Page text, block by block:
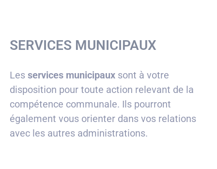
SERVICES MUNICIPAUX
Les services municipaux sont à votre
disposition pour toute action relevant de la
compétence communale. Ils pourront
également vous orienter dans vos relations
avec les autres administrations.